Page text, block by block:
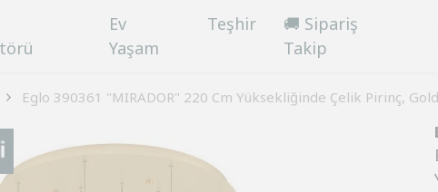
Ev
Yaşam
Teşhir
🚚 Sipariş
Takip
Eglo 390361 "MIRADOR" 220 Cm Yüksekliğinde Çelik Pirinç,